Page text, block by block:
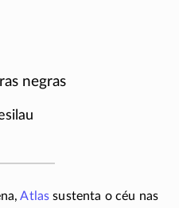
negras
Atlas sustenta o céu nas